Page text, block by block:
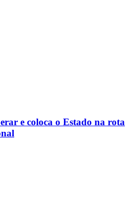
e coloca o Estado na rota